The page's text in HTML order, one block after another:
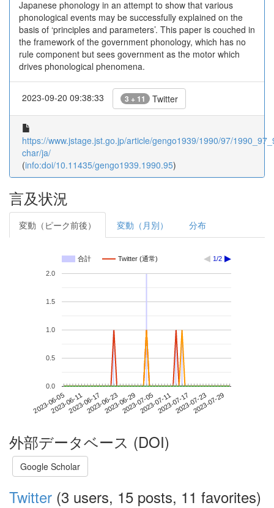
Japanese phonology in an attempt to show that various
phonological events may be successfully explained on the
basis of ‘principles and parameters’. This paper is couched in
the framework of the government phonology, which has no
rule component but sees government as the motor which
drives phonological phenomena.
2023-09-20 09:38:33 3 + 11 Twitter
https://www.jstage.jst.go.jp/article/gengo1939/1990/97/
char/ja/
(info:doi/10.11435/gengo1939.1990.95)
言及状況
変動（ピーク前後） 変動（月別） 分布
合計 Twitter (通常) 1/2
2023-06-052023-06-112023-06-172023-06-232023-06-292023-07-052023-07-112023-07-172023-07-232023-07-29
0.0
0.5
1.0
1.5
2.0
外部データベース (DOI)
Google Scholar
Twitter (3 users, 15 posts, 11 favorites)